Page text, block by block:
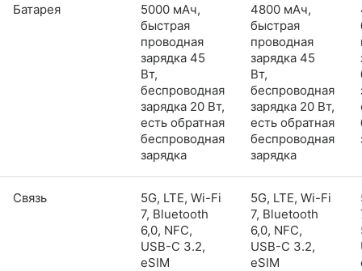
Батарея
5000 мАч,
быстрая
проводная
зарядка 45
Вт,
беспроводная
зарядка 20 Вт,
есть обратная
беспроводная
зарядка
4800 мАч,
быстрая
проводная
зарядка 45
Вт,
беспроводная
зарядка 20 Вт,
есть обратная
беспроводная
зарядка
Связь
5G, LTE, Wi-Fi
7, Bluetooth
6,0, NFC,
USB-C 3.2,
eSIM
5G, LTE, Wi-Fi
7, Bluetooth
6,0, NFC,
USB-C 3.2,
eSIM